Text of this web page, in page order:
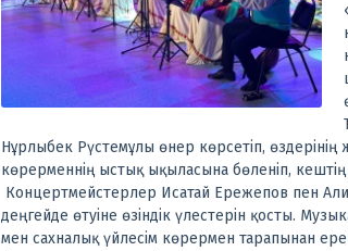
Нұрлыбек Рүстемұлы өнер көрсетіп,
көрерменнің ыстық ықыласына бөленіп, кештің
Концертмейстерлер Исатай Ережепов пен
деңгейде өтуіне өзіндік үлестерін қосты.
мен сахналық үйлесім көрермен тарапынан